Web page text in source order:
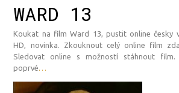
WARD 13
Koukat na film Ward 13, pustit online česky
HD, novinka. Zkouknout celý online film
Sledovat online s možností stáhnout
poprvé